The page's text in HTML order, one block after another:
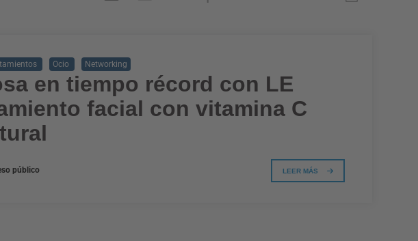
Ocio Networking
en tiempo récord con LE
facial con vitamina C
público LEER MÁS